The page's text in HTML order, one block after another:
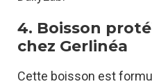
4. Boisson
chez Gerlinéa
Cette boisson est